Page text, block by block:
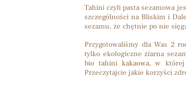
Tahini czyli pasta sezamowa
szczególności na Bliskim i
sezamu, że chętnie po nie
Przygotowaliśmy dla Was 2
tylko ekologiczne ziarna
bio tahini kakaowa, w której
Przeczytajcie jakie korzyści